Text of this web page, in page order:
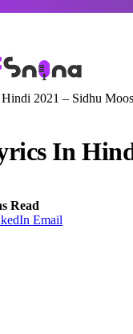
2021 – Sidhu
In
Read
Email